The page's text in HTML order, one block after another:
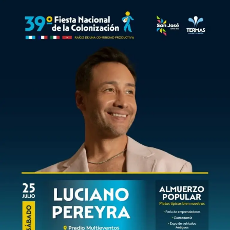
Buenos Aires, Ciudad Autónoma de Buenos Aires,
Córdoba y Santa Fe) también muestran una fuerte caída
deterioro del poder adquisitivo.
«La gente viaja menos, acorta la cantidad de noches o
directamente decide no salir de vacaciones. La pérdida
del poder adquisitivo afecta a todos los destinos turísticos
del país y Entre Ríos no es la excepción», explicó Solari.